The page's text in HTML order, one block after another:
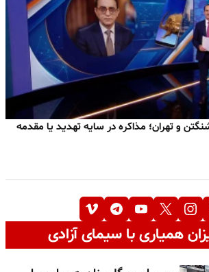
و تهران؛ مذاکره در سایه تهدید یا مقدمه
همیاری با سیمای آزادی